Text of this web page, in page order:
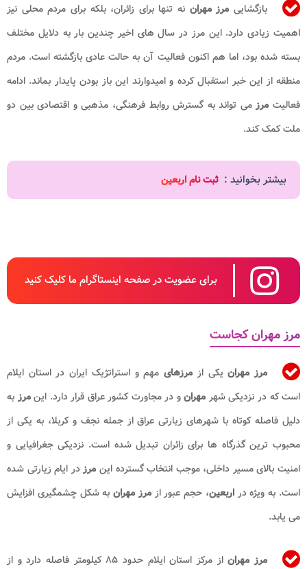
بازگشایی مرز مهران نه تنها برای زائران، بلکه برای مردم محلی نیز
اهمیت زیادی دارد. این مرز در سال های اخیر چندین بار به دلایل مختلف
بسته شده بود، اما هم اکنون فعالیت آن به حالت عادی بازگشته است. مردم
منطقه از این خبر استقبال کرده و امیدوارند این باز بودن پایدار بماند. ادامه
فعالیت مرزمی تواند به گسترش روابط فرهنگی، مذهبی و اقتصادی بین دو
ملت کمک کند.
بیشتر بخوانید : ثبت نام اربعین
برای عضویت در صفحه اینستاگرام ما کلیک کنید
مرز مهران کجاست
مرز مهران یکی از مرزهای مهم و استراتژیک ایران در استان ایلام
است که در نزدیکی شهر مهرانو در مجاورت کشور عراق قرار دارد. اینمرزبه
دلیل فاصله کوتاه با شهرهای زیارتی عراق از جمله نجف و کربلا، به یکی از
محبوب ترین گذرگاه ها برای زائران تبدیل شده است. نزدیکی جغرافیایی و
امنیت بالای مسیر داخلی، موجب انتخاب گسترده این مرزدر ایام زیارتی شده
است. به ویژه دراربعین، حجم عبور ازمرز مهران به شکل چشمگیری افزایش
می یابد.
مرز مهران از مرکز استان ایلام حدود ۸۵ کیلومتر فاصله دارد و از